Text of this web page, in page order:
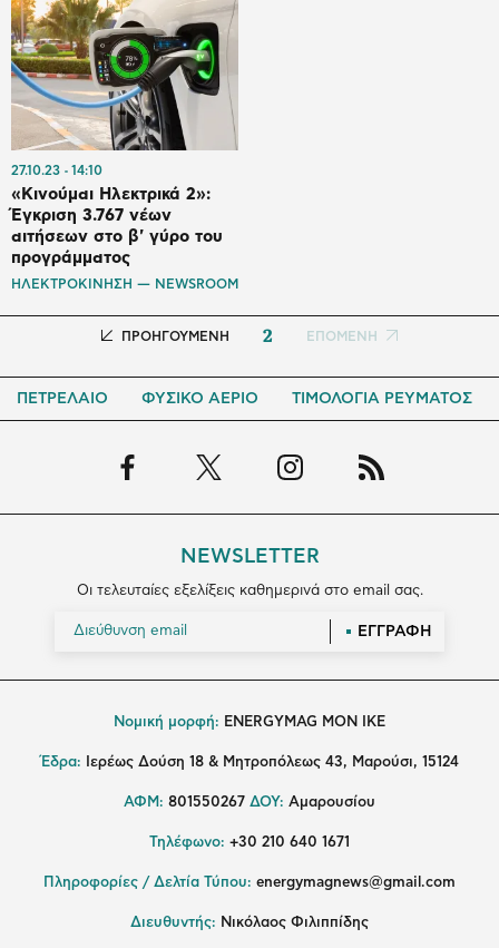
27.10.23 14:10
«Κινούμαι Ηλεκτρικά 2»:
Έγκριση 3.767 νέων
αιτήσεων στο β' γύρο του
προγράμματος
ΗΛΕΚΤΡΟΚΙΝΗΣΗ — NEWSROOM
Προηγούμενη
ΠΡΟΗΓΟΥΜΕΝΗ 2
Next
ΕΠΟΜΕΝΗ
ΠΕΤΡΕΛΑΙΟ ΦΥΣΙΚΟ ΑΕΡΙΟ ΤΙΜΟΛΟΓΙΑ ΡΕΥΜΑΤΟΣ
NEWSLETTER
Οι τελευταίες εξελίξεις καθημερινά στο email σας.
ΕΓΓΡΑΦΗ
Νομική μορφή: ENERGYMAG MON IKE
Έδρα: Ιερέως Δούση 18 & Μητροπόλεως 43, Μαρούσι, 15124
ΑΦΜ: 801550267 ΔΟΥ: Αμαρουσίου
Τηλέφωνο: +30 210 640 1671
Πληροφορίες / Δελτία Τύπου: energymagnews@gmail.com
Διευθυντής: Νικόλαος Φιλιππίδης